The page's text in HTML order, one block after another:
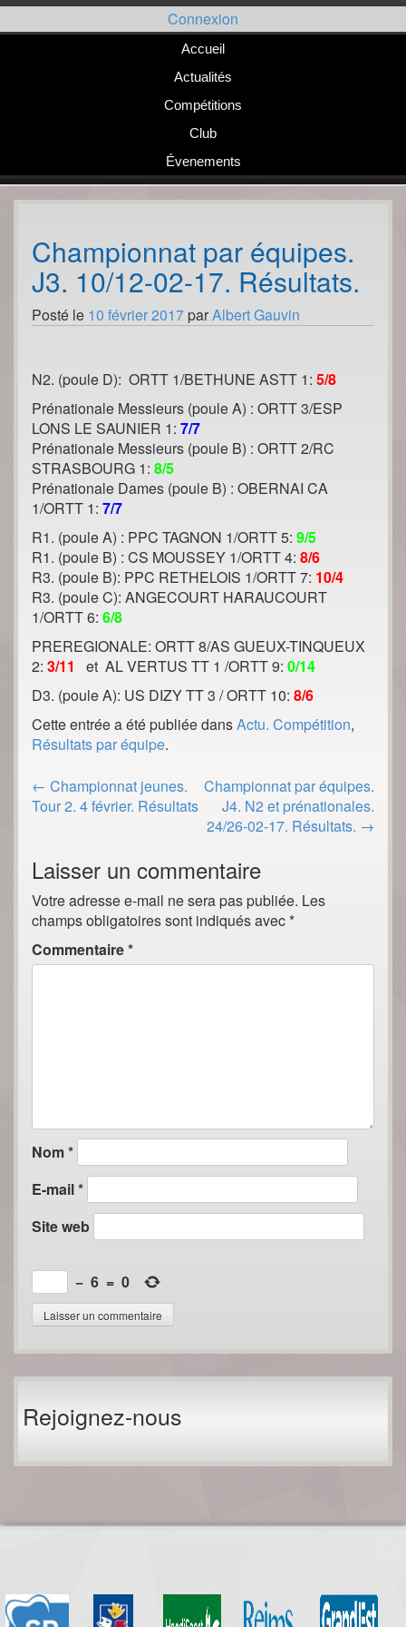
Passer
au
Connexion
Accueil
Actualités
Compétitions
Club
Évenements
Championnat par équipes.
J3. 10/12-02-17. Résultats.
Posté le 10 février 2017 parAlbert Gauvin
N2. (poule D): ORTT 1/BETHUNE ASTT 1: 5/8
Prénationale Messieurs (poule A) : ORTT 3/ESP
LONS LE SAUNIER 1: 7/7
Prénationale Messieurs (poule B) : ORTT 2/RC
STRASBOURG 1: 8/5
Prénationale Dames (poule B) : OBERNAI CA
1/ORTT 1: 7/7
R1. (poule A) : PPC TAGNON 1/ORTT 5: 9/5
R1. (poule B) : CS MOUSSEY 1/ORTT 4: 8/6
R3. (poule B): PPC RETHELOIS 1/ORTT 7: 10/4
R3. (poule C): ANGECOURT HARAUCOURT
1/ORTT 6: 6/8
PREREGIONALE: ORTT 8/AS GUEUX-TINQUEUX
2: 3/11 et AL VERTUS TT 1 /ORTT 9: 0/14
D3. (poule A): US DIZY TT 3 / ORTT 10: 8/6
Cette entrée a été publiée dansActu. Compétition,
Résultats par équipe.
Post
navigation
← Championnat jeunes.
Tour 2. 4 février. Résultats
Championnat par équipes.
J4. N2 et prénationales.
24/26-02-17. Résultats. →
Laisser un commentaire
Votre adresse e-mail ne sera pas publiée. Les
champs obligatoires sont indiqués avec*
Commentaire*
Nom*
E-mail*
Site web
− 6 = 0
Rejoignez-nous